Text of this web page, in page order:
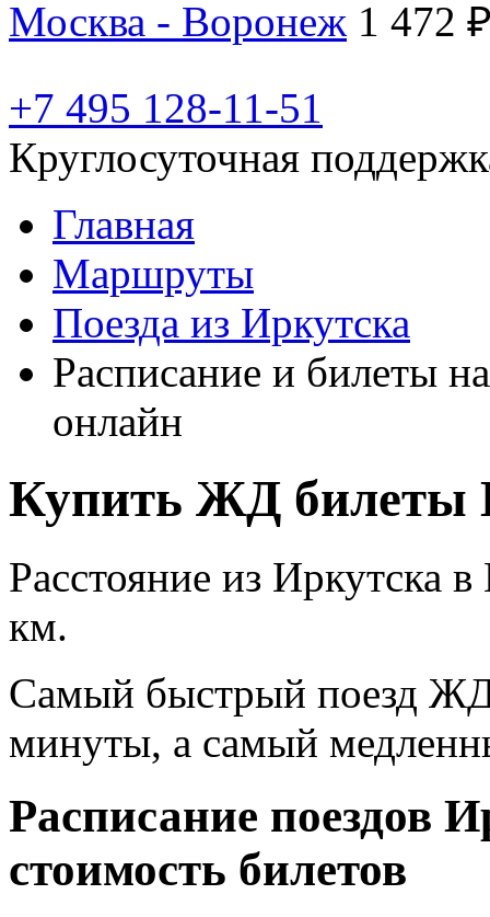
Москва - Воронеж 1 472
+7 495 128-11-51
Круглосуточная
Главная
Маршруты
Поезда из Иркутска
Расписание и билеты
онлайн
Купить ЖД билеты
Расстояние из Иркутска
км.
Самый быстрый поезд ЖД
минуты, а самый
Расписание поездов
стоимость билетов